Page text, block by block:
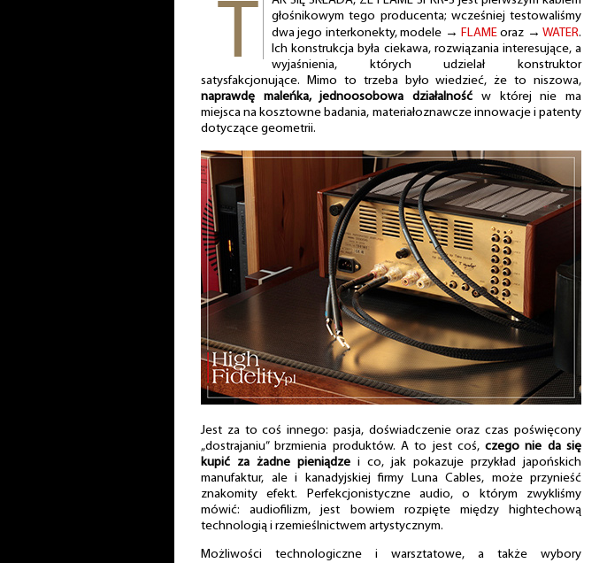
głośnikowym tego producenta; wcześniej testowaliśmy
dwa jego interkonekty, modele → FLAMEoraz → WATER.
Ich konstrukcja była ciekawa, rozwiązania interesujące, a
wyjaśnienia, których udzielał konstruktor
satysfakcjonujące. Mimo to trzeba było wiedzieć, że to niszowa,
naprawdę maleńka, jednoosobowa działalność w której nie ma
miejsca na kosztowne badania, materiałoznawcze innowacje i patenty
dotyczące geometrii.
Jest za to coś innego: pasja, doświadczenie oraz czas poświęcony
„dostrajaniu” brzmienia produktów. A to jest coś,czego nie da się
kupić za żadne pieniądze i co, jak pokazuje przykład japońskich
manufaktur, ale i kanadyjskiej firmy Luna Cables, może przynieść
znakomity efekt. Perfekcjonistyczne audio, o którym zwykliśmy
mówić: audiofilizm, jest bowiem rozpięte między hightechową
technologią i rzemieślnictwem artystycznym.
Możliwości technologiczne i warsztatowe, a także wybory